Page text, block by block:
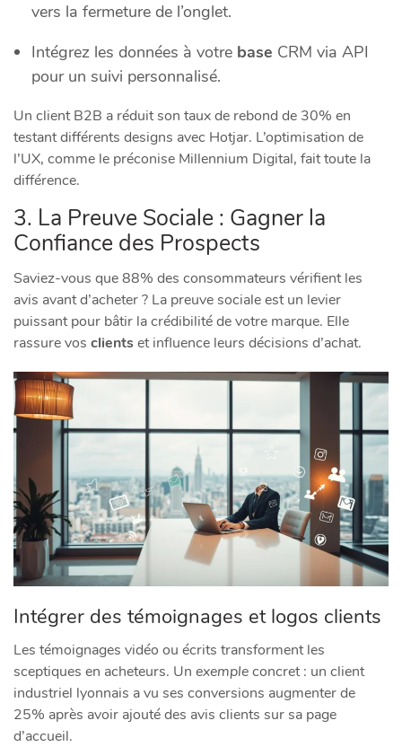
vers la fermeture de l’onglet.
Intégrez les données à votre base CRM via API
pour un suivi personnalisé.
Un client B2B a réduit son taux de rebond de 30% en
testant différents designs avec Hotjar. L’optimisation de
l’UX, comme le préconise Millennium Digital, fait toute la
différence.
3. La Preuve Sociale : Gagner la
Confiance des Prospects
Saviez-vous que 88% des consommateurs vérifient les
avis avant d’acheter ? La preuve sociale est un levier
puissant pour bâtir la crédibilité de votre marque. Elle
rassure vos clientset influence leurs décisions d’achat.
Intégrer des témoignages et logos clients
Les témoignages vidéo ou écrits transforment les
sceptiques en acheteurs. Un exempleconcret : un client
industriel lyonnais a vu ses conversions augmenter de
25% après avoir ajouté des avis clients sur sa page
d’accueil.